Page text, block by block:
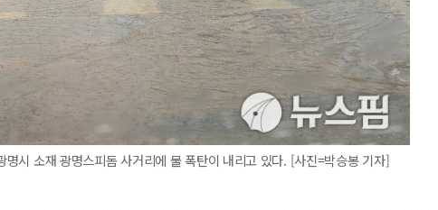
시 소재 광명스피돔 사거리에 물 폭탄이 내리고 있다. [사진=박승봉 기자]